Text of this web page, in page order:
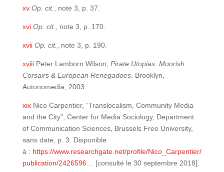
xv Op. cit., note 3, p. 37.
xvi Op. cit., note 3, p. 170.
xvii Op. cit., note 3, p. 190.
xviiiPeter Lamborn Wilson, Pirate Utopias: Moorish
Corsairs & European Renegadoes. Brooklyn,
Autonomedia, 2003.
xixNico Carpentier, “Translocalism, Community Media
and the City”, Center for Media Sociology, Department
of Communication Sciences, Brussels Free University,
sans date, p. 3. Disponible
à : https://www.researchgate.net/profile/Nico_Carpentier/
publication/2426596… [consulté le 30 septembre 2018].